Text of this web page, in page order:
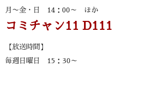
月〜金・日 14：00～ ほか
コミチャン11 D111
【放送時間】
毎週日曜日 15：30～